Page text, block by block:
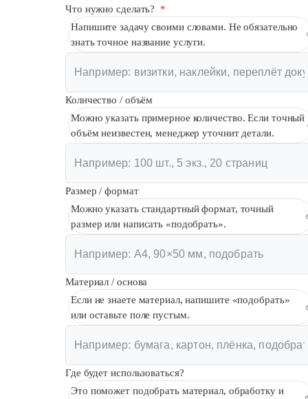
Что нужно сделать?
*
Напишите задачу своими словами. Не обязательно
знать точное название услуги.
Количество / объём
Можно указать примерное количество. Если точный
объём неизвестен, менеджер уточнит детали.
Размер / формат
Можно указать стандартный формат, точный
размер или написать «подобрать».
Материал / основа
Если не знаете материал, напишите «подобрать»
или оставьте поле пустым.
Где будет использоваться?
Это поможет подобрать материал, обработку и